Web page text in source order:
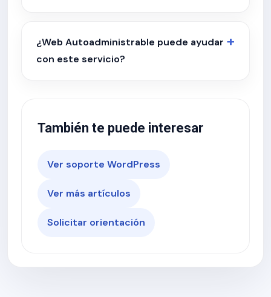
¿Web Autoadministrable puede ayudar
con este servicio?
También te puede interesar
Ver soporte WordPress
Ver más artículos
Solicitar orientación